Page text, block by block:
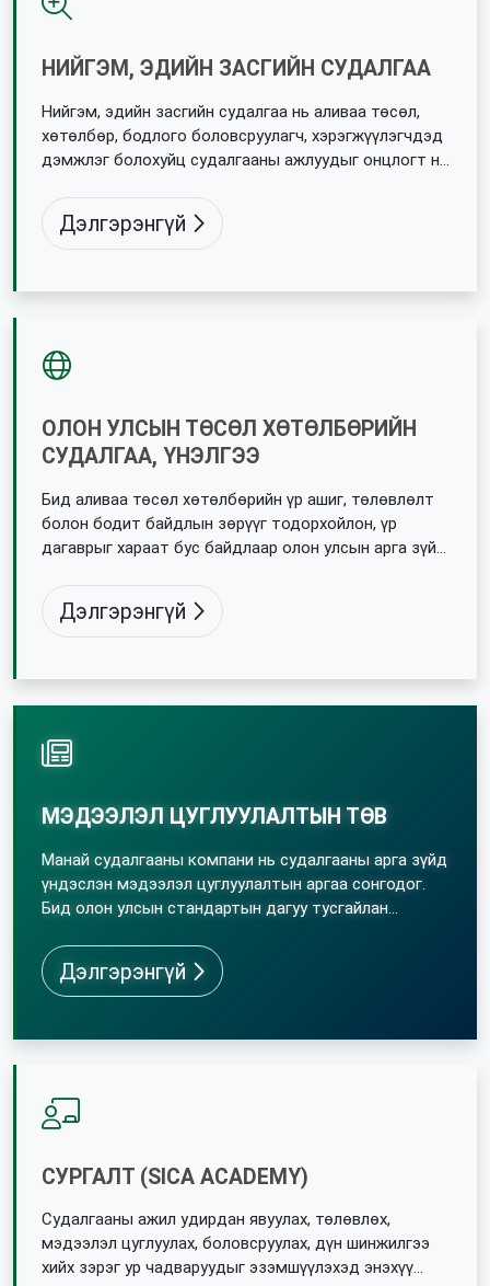
НИЙГЭМ, ЭДИЙН ЗАСГИЙН СУДАЛГАА
Нийгэм, эдийн засгийн судалгаа нь аливаа төсөл,
хөтөлбөр, бодлого боловсруулагч, хэрэгжүүлэгчдэд
дэмжлэг болохуйц судалгааны ажлуудыг онцлогт нь
өргөн хүрээнд хийж гүйцэтгэдэг.
Дэлгэрэнгүй
ОЛОН УЛСЫН ТӨСӨЛ ХӨТӨЛБӨРИЙН
СУДАЛГАА, ҮНЭЛГЭЭ
Бид аливаа төсөл хөтөлбөрийн үр ашиг, төлөвлөлт
болон бодит байдлын зөрүүг тодорхойлон, үр
дагаврыг хараат бус байдлаар олон улсын арга зүйд
Дэлгэрэнгүй
МЭДЭЭЛЭЛ ЦУГЛУУЛАЛТЫН ТӨВ
Манай судалгааны компани нь судалгааны арга зүйд
үндэслэн мэдээлэл цуглуулалтын аргаа сонгодог.
Бид олон улсын стандартын дагуу тусгайлан
бүлгийн ярилцлагын өрөөтэй.
Дэлгэрэнгүй
СУРГАЛТ (SICA ACADEMY)
Судалгааны ажил удирдан явуулах, төлөвлөх,
мэдээлэл цуглуулах, боловсруулах, дүн шинжилгээ
хийх зэрэг ур чадваруудыг эзэмшүүлэхэд энэхүү